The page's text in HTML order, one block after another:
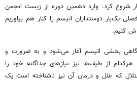
شروع کرد. وارد دهمین دوره از زیست انجمن
یک‌بار دوستداران اتیسمرا کنار هم بیاوریم
کنیم.
اتیسم آغاز می‌شود و به ضرورت و
از طیف‌ها نیز نیازهای جداگانه خود را
که علل و درمان آن نیز ناشناخته است یک